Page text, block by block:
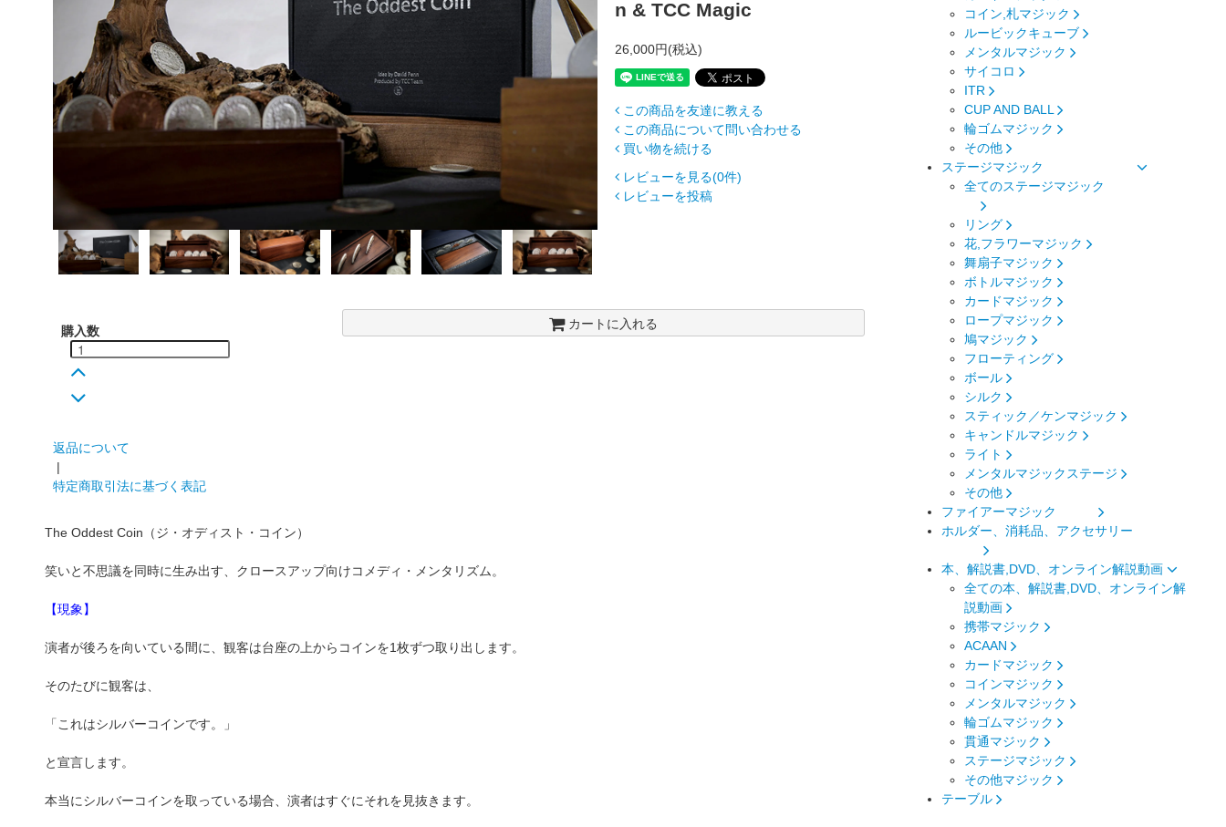
n & TCC Magic
26,000円(税込)
この商品を友達に教える
この商品について問い合わせる
買い物を続ける
レビューを見る(0件)
レビューを投稿
購入数 カートに入れる
返品について
|
特定商取引法に基づく表記
The Oddest Coin（ジ・オディスト・コイン）
笑いと不思議を同時に生み出す、クロースアップ向けコメディ・メンタリズム。
【現象】
演者が後ろを向いている間に、観客は台座の上からコインを1枚ずつ取り出します。
そのたびに観客は、
「これはシルバーコインです。」
と宣言します。
本当にシルバーコインを取っている場合、演者はすぐにそれを見抜きます。
コイン,札マジック
ルービックキューブ
メンタルマジック
サイコロ
ITR
CUP AND BALL
輪ゴムマジック
その他
ステージマジック
全てのステージマジック
リング
花,フラワーマジック
舞扇子マジック
ボトルマジック
カードマジック
ロープマジック
鳩マジック
フローティング
ボール
シルク
スティック／ケンマジック
キャンドルマジック
ライト
メンタルマジックステージ
その他
ファイアーマジック
ホルダー、消耗品、アクセサリー
本、解説書,DVD、オンライン解説動画
全ての本、解説書,DVD、オンライン解
説動画
携帯マジック
ACAAN
カードマジック
コインマジック
メンタルマジック
輪ゴムマジック
貫通マジック
ステージマジック
その他マジック
テーブル